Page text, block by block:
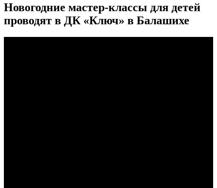
Новогодние мастер-классы для детей
проводят в ДК «Ключ» в Балашихе